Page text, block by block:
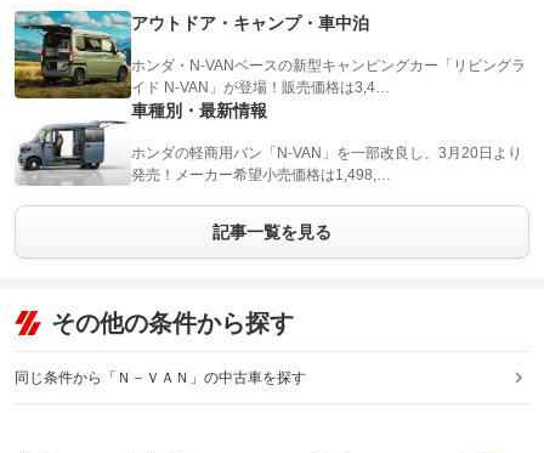
アウトドア・キャンプ・車中泊
ホンダ・N-VANベースの新型キャンピングカー「リビングラ
イド N-VAN」が登場！販売価格は3,4…
車種別・最新情報
ホンダの軽商用バン「N-VAN」を一部改良し、3月20日より
発売！メーカー希望小売価格は1,498,…
記事一覧を見る
その他の条件から探す
同じ条件から「Ｎ－ＶＡＮ」の中古車を探す